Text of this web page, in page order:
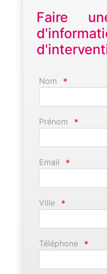
Faire
Nom *
Prénom *
Email *
Ville *
Téléphone *